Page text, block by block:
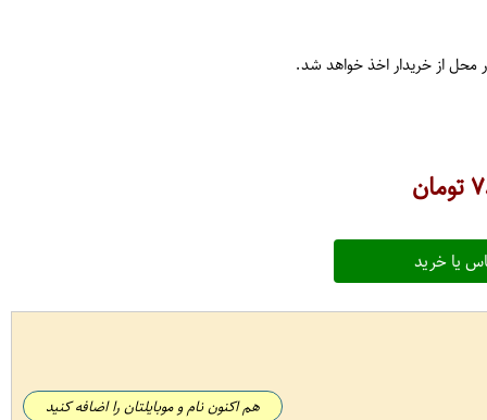
محل از خریدار اخذ خواهد شد.
تومان
یا خرید
هم اکنون نام و موبایلتان را اضافه کنید